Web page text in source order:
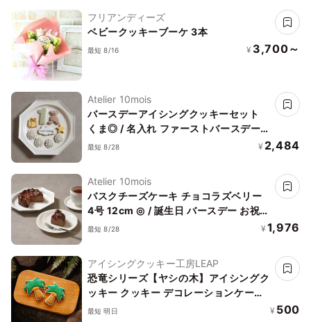
フリアンディーズ
ベビークッキーブーケ 3本
最短 8/16 ¥ 3,700～
Atelier 10mois
バースデーアイシングクッキーセット
くま◎ / 名入れ ファーストバースデー
誕生日 1歳
最短 8/28 ¥ 2,484
Atelier 10mois
バスクチーズケーキ チョコラズベリー
4号 12cm ◎ / 誕生日 バースデー お祝い
記念日
最短 8/28 ¥ 1,976
アイシングクッキー工房LEAP
恐竜シリーズ【ヤシの木】アイシングク
ッキー クッキー デコレーションケーキ
オリジナルケーキ 誕生日
最短 明日 ¥ 500